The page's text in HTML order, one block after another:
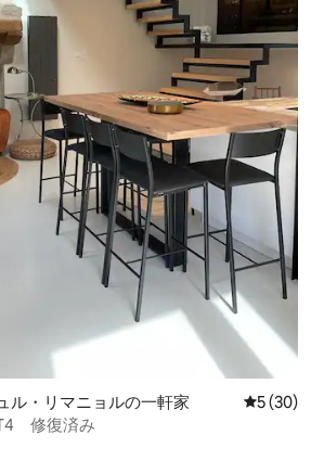
ル・リマニョルの一軒家 レビュー
5 (30)
修復済み